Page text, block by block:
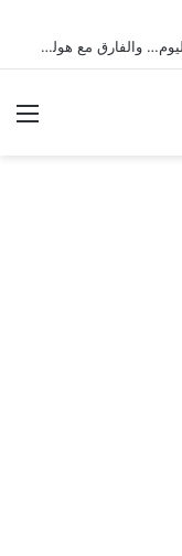
تخفيض أسعار الوقود في بلجيكا ابتداءً من اليوم… والفارق مع هولندا أصبح كبيراً جداً!